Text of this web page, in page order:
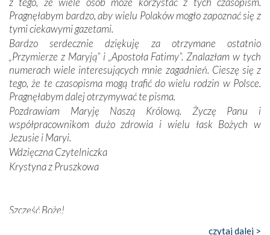
konieczności ciągłego zabiegania o własną duszę i o łaskę
Opatrzności. Wierność przynosi pomyślność –
przynajmniej w życiu duchowym. Odstępstwo owocuje
nieszczęściem i śmiercią. Te uniwersalne prawdy
przychodziły na myśl, gdy słuchaliśmy opowieści
przewodników o portugalskich monarchach i wodzach,
zwycięskich bitwach i nieszczęśliwych losach grzesznych
kochanków.
Byli tym razem pośród Apostołów Fatimy reprezentanci
każdego spośród żyjących pokoleń. Najmłodszy uczestnik
liczył sobie 13 lat, zaś senior, pan Zdzisław – już 94.
Całe życie marzyłem, by tu przyjechać
Nasza pielgrzymka nie byłaby tak bogata w duchową treść
Pragnęłabym bardzo, aby wielu Polaków mogło zapoznać się z
tymi ciekawymi gazetami.
Bardzo serdecznie dziękuję za otrzymane ostatnio
„Przymierze z Maryją” i „Apostoła Fatimy”. Znalazłam w tych
numerach wiele interesujących mnie zagadnień. Cieszę się z
tego, że te czasopisma mogą trafić do wielu rodzin w Polsce.
Pragnęłabym dalej otrzymywać te pisma.
Pozdrawiam Maryję Naszą Królową. Życzę Panu i
współpracownikom dużo zdrowia i wielu łask Bożych w
Jezusie i Maryi.
Wdzięczna Czytelniczka
Krystyna z Pruszkowa
Szczęść Boże!
Bardzo dziękuję za przysyłanie mi „Przymierza z Maryją”. Jest
czytaj dalej >